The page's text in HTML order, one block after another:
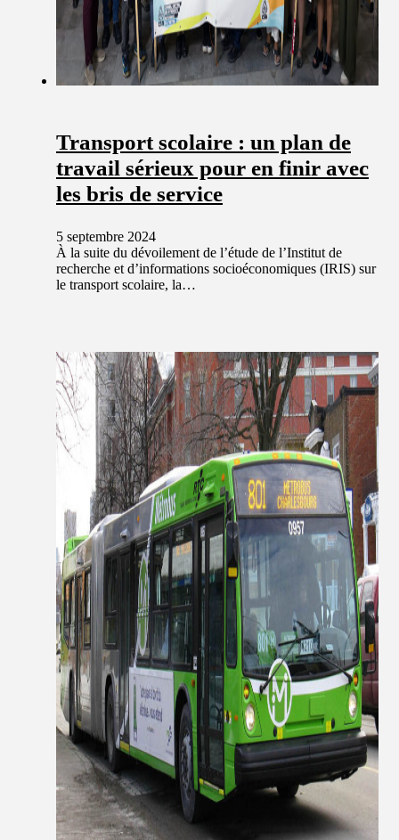
Transport scolaire : un plan de
travail sérieux pour en finir avec
les bris de service
5 septembre 2024
À la suite du dévoilement de l’étude de l’Institut de
recherche et d’informations socioéconomiques (IRIS) sur
le transport scolaire, la…